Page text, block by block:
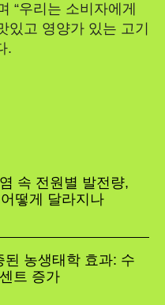
“우리는 소비자에게
있고 영양가 있는 고기
.
속 전원별 발전량,
떻게 달라지나
농생태학 효과: 수
트 증가